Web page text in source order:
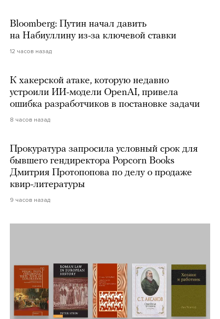
Bloomberg: Путин начал давить
на Набиуллину из-за ключевой ставки
12 часов назад
К хакерской атаке, которую недавно
устроили ИИ-модели OpenAI, привела
ошибка разработчиков в постановке задачи
8 часов назад
Прокуратура запросила условный срок для
бывшего гендиректора Popcorn Books
Дмитрия Протопопова по делу о продаже
квир-литературы
9 часов назад